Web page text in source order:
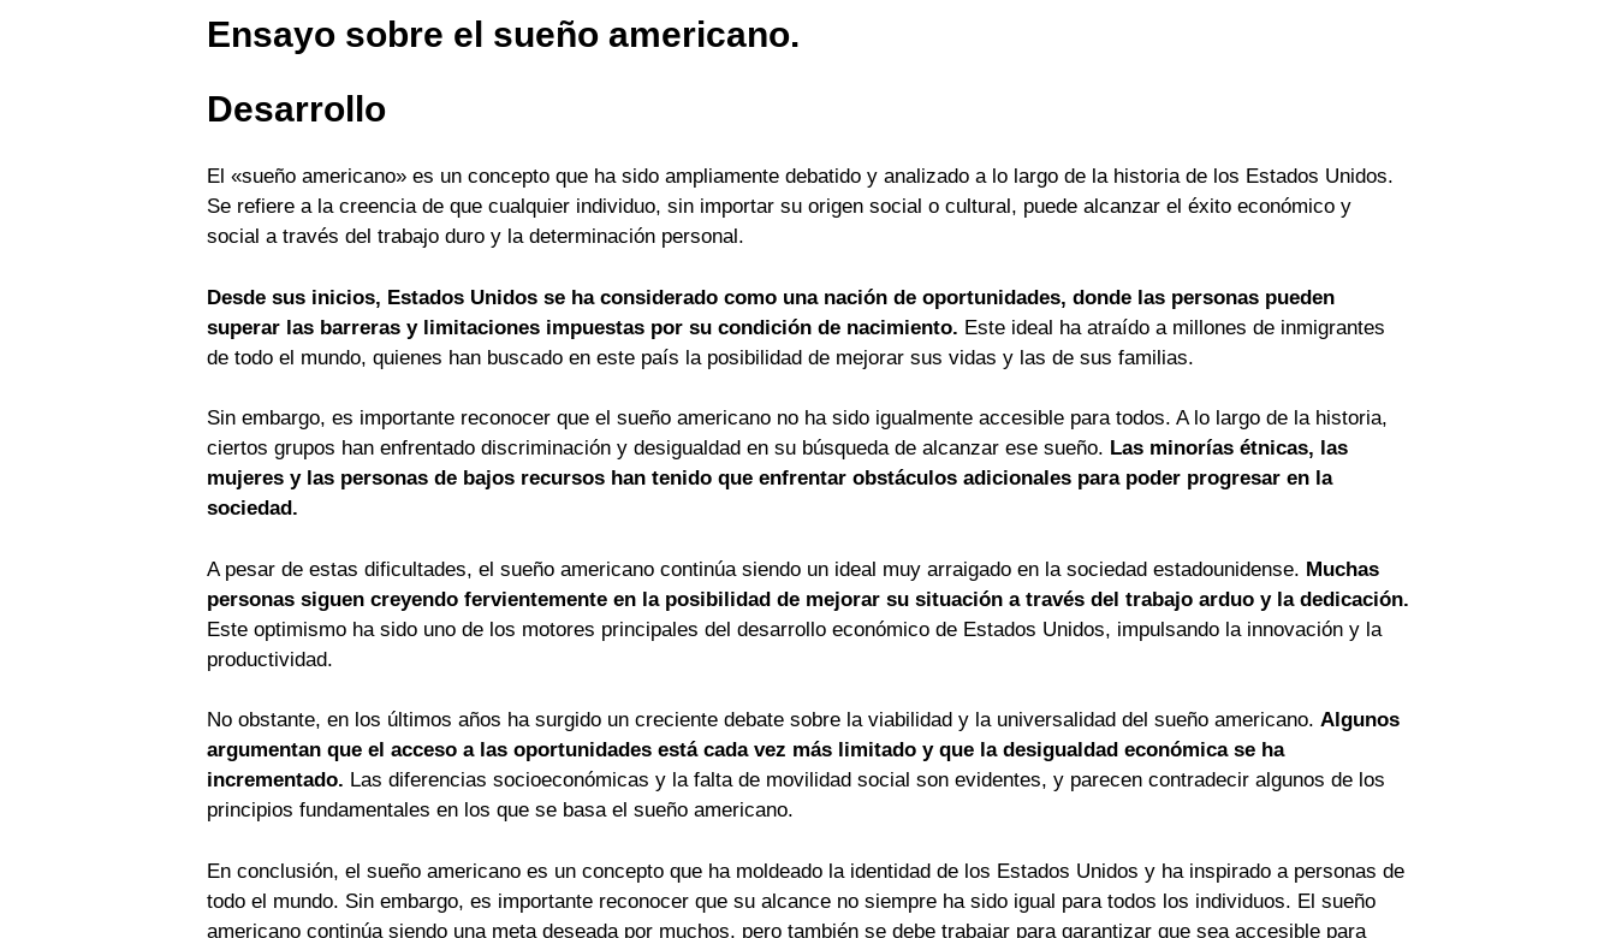
Ensayo sobre el sueño americano.
Desarrollo
El «sueño americano» es un concepto que ha sido ampliamente debatido y analizado a lo largo de la historia de los Estados Unidos.
Se refiere a la creencia de que cualquier individuo, sin importar su origen social o cultural, puede alcanzar el éxito económico y
social a través del trabajo duro y la determinación personal.
Desde sus inicios, Estados Unidos se ha considerado como una nación de oportunidades, donde las personas pueden
superar las barreras y limitaciones impuestas por su condición de nacimiento. Este ideal ha atraído a millones de inmigrantes
de todo el mundo, quienes han buscado en este país la posibilidad de mejorar sus vidas y las de sus familias.
Sin embargo, es importante reconocer que el sueño americano no ha sido igualmente accesible para todos. A lo largo de la historia,
ciertos grupos han enfrentado discriminación y desigualdad en su búsqueda de alcanzar ese sueño. Las minorías étnicas, las
mujeres y las personas de bajos recursos han tenido que enfrentar obstáculos adicionales para poder progresar en la
sociedad.
A pesar de estas dificultades, el sueño americano continúa siendo un ideal muy arraigado en la sociedad estadounidense. Muchas
personas siguen creyendo fervientemente en la posibilidad de mejorar su situación a través del trabajo arduo y la dedicación.
Este optimismo ha sido uno de los motores principales del desarrollo económico de Estados Unidos, impulsando la innovación y la
productividad.
No obstante, en los últimos años ha surgido un creciente debate sobre la viabilidad y la universalidad del sueño americano. Algunos
argumentan que el acceso a las oportunidades está cada vez más limitado y que la desigualdad económica se ha
incrementado. Las diferencias socioeconómicas y la falta de movilidad social son evidentes, y parecen contradecir algunos de los
principios fundamentales en los que se basa el sueño americano.
En conclusión, el sueño americano es un concepto que ha moldeado la identidad de los Estados Unidos y ha inspirado a personas de
todo el mundo. Sin embargo, es importante reconocer que su alcance no siempre ha sido igual para todos los individuos. El sueño
americano continúa siendo una meta deseada por muchos, pero también se debe trabajar para garantizar que sea accesible para